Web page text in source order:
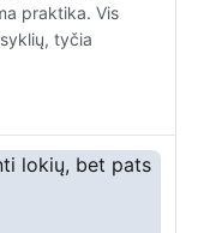
praktika. Vis
tyčia